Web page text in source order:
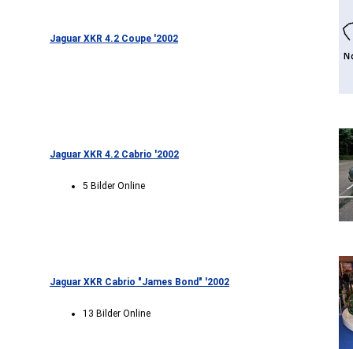
Jaguar XKR 4.2 Coupe '2002
Jaguar XKR 4.2 Cabrio '2002
5 Bilder Online
Jaguar XKR Cabrio "James Bond" '2002
13 Bilder Online